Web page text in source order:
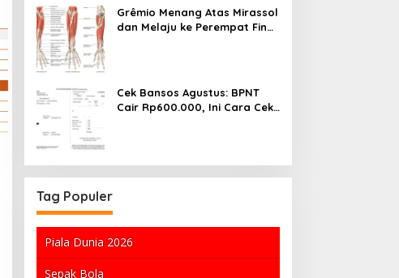
Grêmio Menang Atas Mirassol
dan Melaju ke Perempat Final
Cek Bansos Agustus: BPNT
Cair Rp600.000, Ini Cara Cek
Tag Populer
Piala Dunia 2026
Sepak Bola